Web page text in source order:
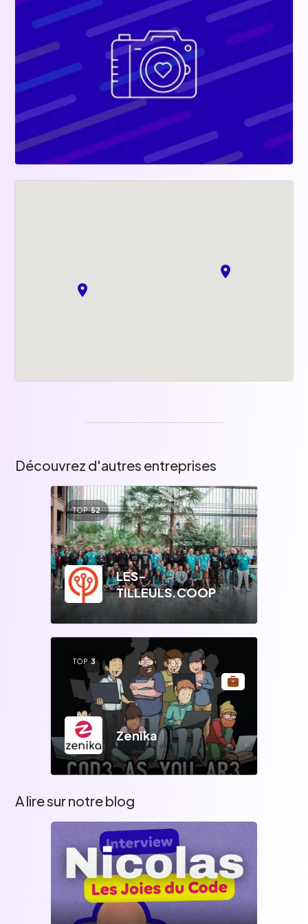
réservées aux milieux hospitaliers dans des
objets du quotidien, et nous travaillons d’ores et
déjà sur les mesures qui permettront un meilleur
suivi de la santé dans les prochaines années.
Rejoignez-nous !
Découvrez d'autres entreprises
TOP 52
LES-
TILLEULS.COOP
TOP 3
Zenika
A lire sur notre blog